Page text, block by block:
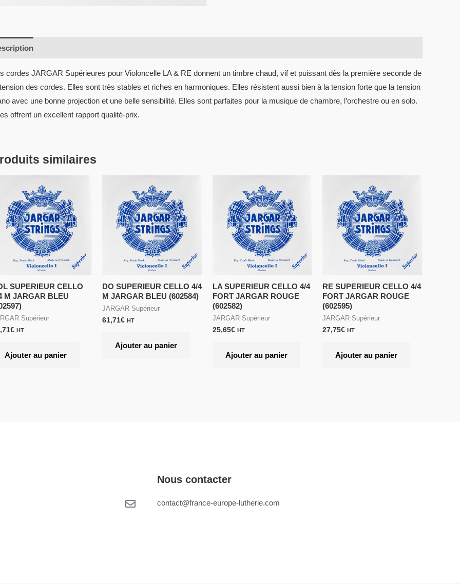
cordes JARGAR Supérieures pour Violoncelle LA & RE donnent un timbre chaud, vif et puissant dès la première seconde de
des cordes. Elles sont très stables et riches en harmoniques. Elles résistent aussi bien à la tension forte que la tension
avec une bonne projection et une belle sensibilité. Elles sont parfaites pour la musique de chambre, l’orchestre ou en solo.
offrent un excellent rapport qualité-prix.
similaires
SUPERIEUR CELLO
M JARGAR BLEU
Supérieur
€ HT
Ajouter au panier
DO SUPERIEUR CELLO 4/4
M JARGAR BLEU (602584)
JARGAR Supérieur
61,71€ HT
Ajouter au panier
LA SUPERIEUR CELLO 4/4
FORT JARGAR ROUGE
(602582)
JARGAR Supérieur
25,65€ HT
Ajouter au panier
RE SUPERIEUR CELLO 4/4
FORT JARGAR ROUGE
(602595)
JARGAR Supérieur
27,75€ HT
Ajouter au panier
Nous contacter
contact@france-europe-lutherie.com